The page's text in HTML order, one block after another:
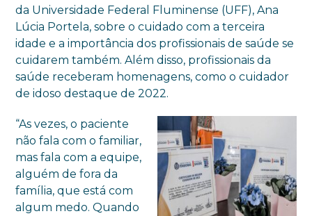
da Universidade Federal Fluminense (UFF), Ana
Lúcia Portela, sobre o cuidado com a terceira
idade e a importância dos profissionais de saúde se
cuidarem também. Além disso, profissionais da
saúde receberam homenagens, como o cuidador
de idoso destaque de 2022.
“As vezes, o paciente
não fala com o familiar,
mas fala com a equipe,
alguém de fora da
família, que está com
algum medo. Quando